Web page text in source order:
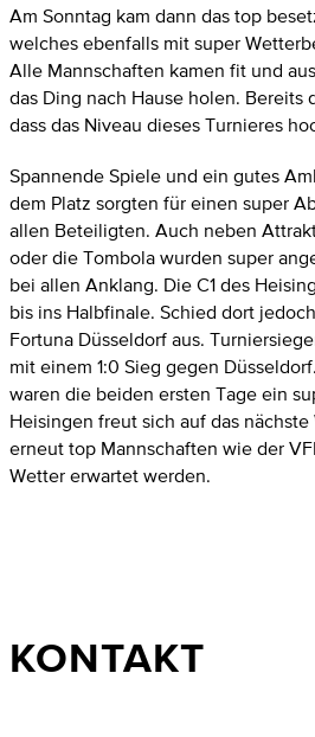
Am Sonntag kam dann das top
welches ebenfalls mit super
Alle Mannschaften kamen fit und
das Ding nach Hause holen. Bereits
dass das Niveau dieses Turnieres
Spannende Spiele und ein gutes
dem Platz sorgten für einen super
allen Beteiligten. Auch neben
oder die Tombola wurden super
bei allen Anklang. Die C1 des
bis ins Halbfinale. Schied dort
Fortuna Düsseldorf aus.
mit einem 1:0 Sieg gegen
waren die beiden ersten Tage ein
Heisingen freut sich auf das
erneut top Mannschaften wie der
Wetter erwartet werden.
KONTAKT